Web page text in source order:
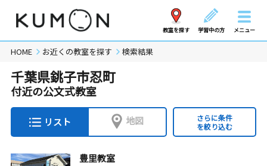
教室を探す 学習中の方 メニュー
HOME お近くの教室を探す 検索結果
千葉県銚子市忍町
付近の公文式教室
リスト 地図
さらに条件
を絞り込む
豊里教室